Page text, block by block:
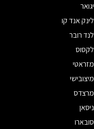
יגואר
לינק אנד קו
לנד רובר
לקסוס
מזראטי
מיצובישי
מרצדס
ניסאן
סובארו